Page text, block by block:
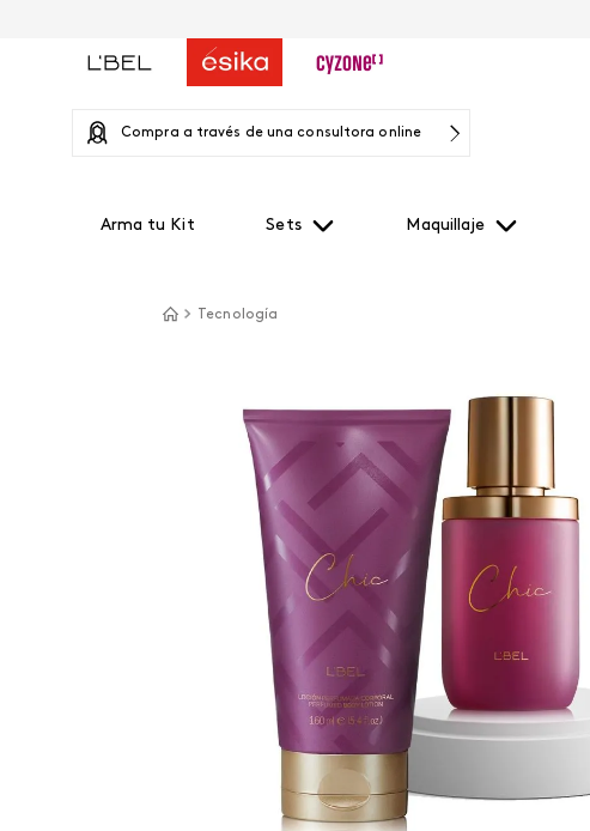
Compra a través de una consultora online
Arma tu Kit Sets Maquillaje
Tecnología